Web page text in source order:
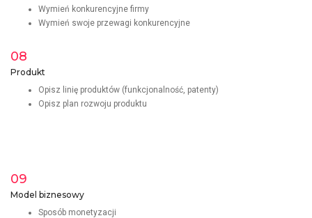
Wymień konkurencyjne firmy
Wymień swoje przewagi konkurencyjne
08
Produkt
Opisz linię produktów (funkcjonalność, patenty)
Opisz plan rozwoju produktu
09
Model biznesowy
Sposób monetyzacji